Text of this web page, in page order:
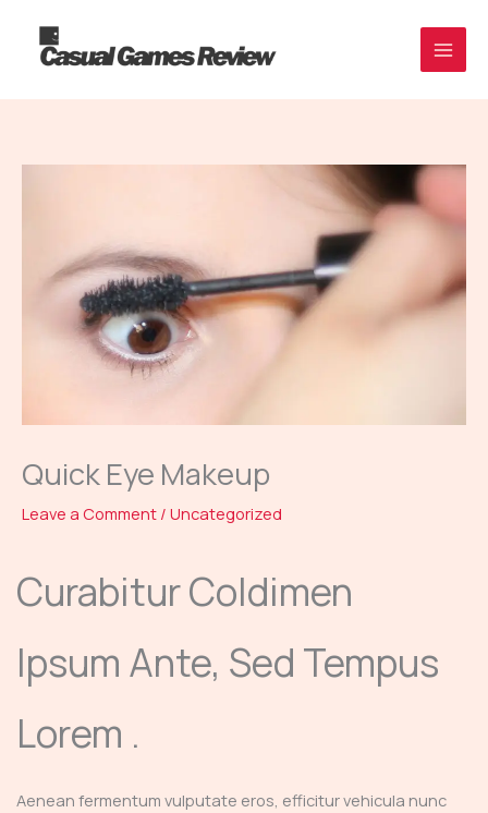
content
Quick Eye Makeup
Leave a Comment / Uncategorized
Curabitur Coldimen
Ipsum Ante, Sed Tempus
Lorem .
Aenean fermentum vulputate eros, efficitur vehicula nunc